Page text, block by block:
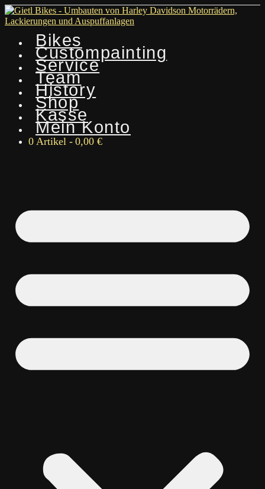
Bikes
Custompainting
Service
Team
History
Shop
Kasse
Mein Konto
0 Artikel 0,00 €